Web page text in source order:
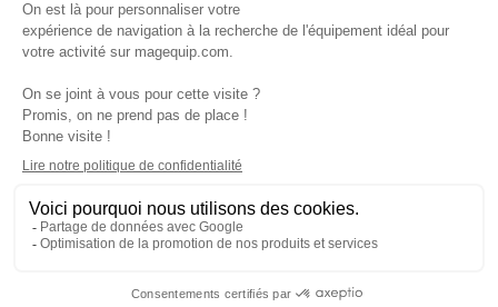
VOS DEMANDES
NOTRE SOCIETE
CGV Données personnelles Prix euro HT
Nos partenaires·Guides et conseils